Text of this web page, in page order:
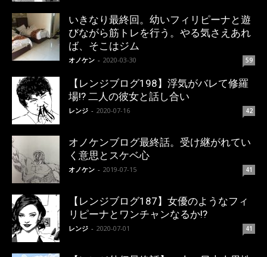
いきなり最終回。幼いフィリピーナと遊
びながら筋トレを行う。やる気さえあれ
ば、そこはジム
オノケン - 2020-03-30 59
【レンジブログ198】浮気がバレて修羅
場!? 二人の彼女と話し合い
レンジ - 2020-07-16 42
オノケンブログ最終話。受け継がれてい
く意思とスケベ心
オノケン - 2019-07-15 41
【レンジブログ187】女優のようなフィ
リピーナとワンチャンなるか!?
レンジ - 2020-07-01 41